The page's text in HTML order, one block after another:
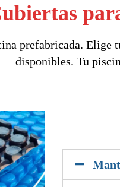
prefabricada.
disponibles. Tu